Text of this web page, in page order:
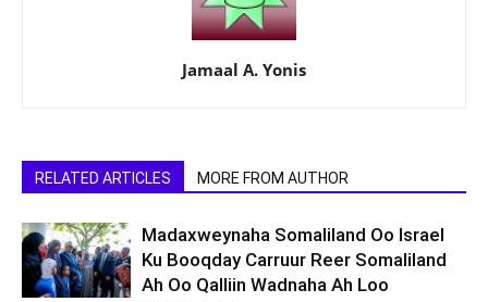
Jamaal A. Yonis
RELATED ARTICLES MORE FROM AUTHOR
Madaxweynaha Somaliland Oo Israel
Ku Booqday Carruur Reer Somaliland
Ah Oo Qalliin Wadnaha Ah Loo